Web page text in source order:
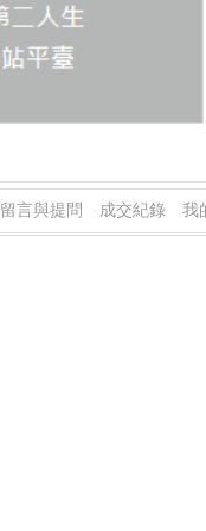
留言與提問 成交紀錄 我